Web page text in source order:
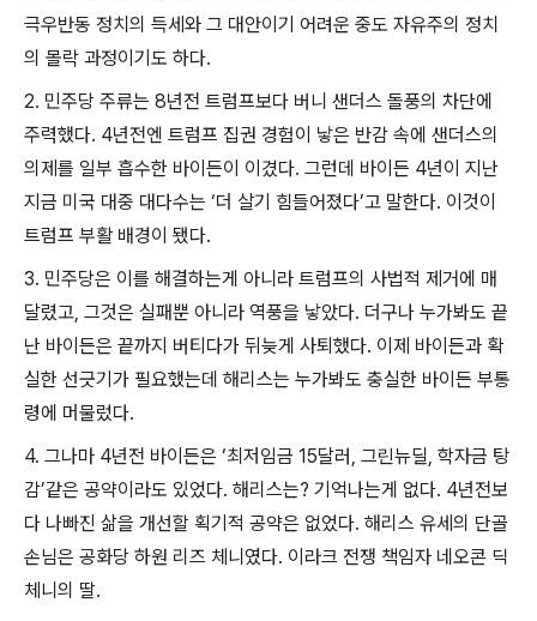
극우반동 정치의 득세와 그 대안이기 어려운 중도 자유주의 정치
의 몰락 과정이기도 하다.
2. 민주당 주류는 8년전 트럼프보다 버니 샌더스 돌풍의 차단에
주력했다. 4년전엔 트럼프 집권 경험이 낳은 반감 속에 샌더스의
의제를 일부 흡수한 바이든이 이겼다. 그런데 바이든 4년이 지난
지금 미국 대중 대다수는 ‘더 살기 힘들어졌다’고 말한다. 이것이
트럼프 부활 배경이 됐다.
3. 민주당은 이를 해결하는게 아니라 트럼프의 사법적 제거에 매
달렸고, 그것은 실패뿐 아니라 역풍을 낳았다. 더구나 누가봐도 끝
난 바이든은 끝까지 버티다가 뒤늦게 사퇴했다. 이제 바이든과 확
실한 선긋기가 필요했는데 해리스는 누가봐도 충실한 바이든 부통
령에 머물렀다.
4. 그나마 4년전 바이든은 ‘최저임금 15달러, 그린뉴딜, 학자금 탕
감’같은 공약이라도 있었다. 해리스는? 기억나는게 없다. 4년전보
다 나빠진 삶을 개선할 획기적 공약은 없었다. 해리스 유세의 단골
손님은 공화당 하원 리즈 체니였다. 이라크 전쟁 책임자 네오콘 딕
체니의 딸.